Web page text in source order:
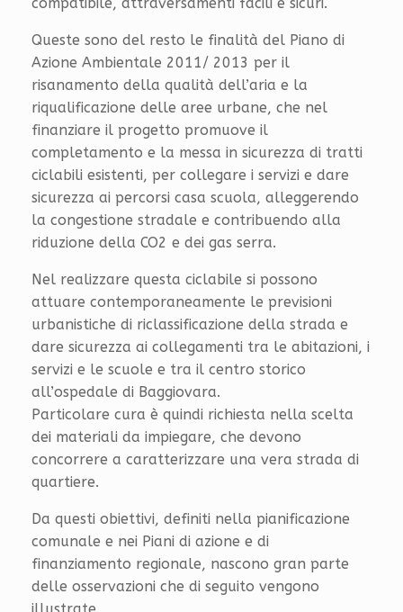
Queste sono del resto le finalità del Piano di
Azione Ambientale 2011/ 2013 per il
risanamento della qualità dell’aria e la
riqualificazione delle aree urbane, che nel
finanziare il progetto promuove il
completamento e la messa in sicurezza di tratti
ciclabili esistenti, per collegare i servizi e dare
sicurezza ai percorsi casa scuola, alleggerendo
la congestione stradale e contribuendo alla
riduzione della CO2 e dei gas serra.
Nel realizzare questa ciclabile si possono
attuare contemporaneamente le previsioni
urbanistiche di riclassificazione della strada e
dare sicurezza ai collegamenti tra le abitazioni, i
servizi e le scuole e tra il centro storico
all’ospedale di Baggiovara.
Particolare cura è quindi richiesta nella scelta
dei materiali da impiegare, che devono
concorrere a caratterizzare una vera strada di
quartiere.
Da questi obiettivi, definiti nella pianificazione
comunale e nei Piani di azione e di
finanziamento regionale, nascono gran parte
delle osservazioni che di seguito vengono